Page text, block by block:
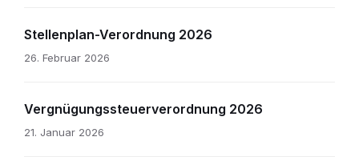
Stellenplan-Verordnung 2026
26. Februar 2026
Vergnügungssteuerverordnung 2026
21. Januar 2026